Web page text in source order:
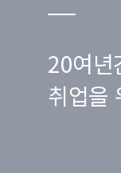
20여년
취업을